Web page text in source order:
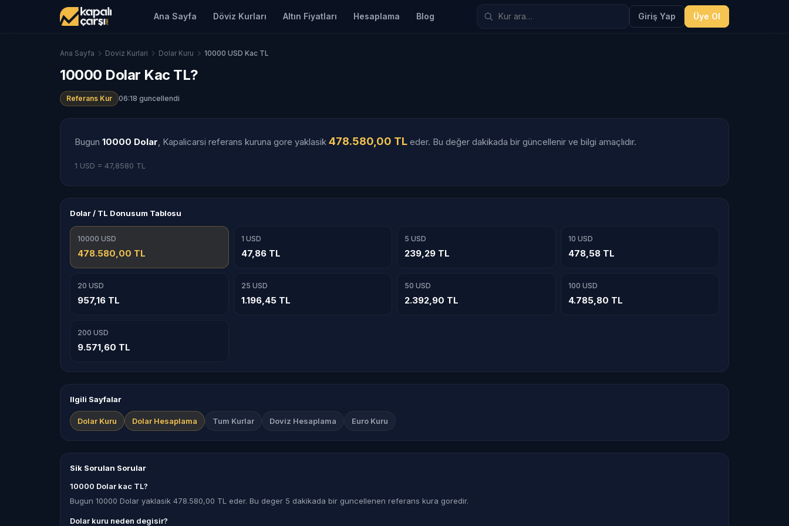
Ana Sayfa Döviz Kurları Altın Fiyatları Hesaplama Blog Giriş Yap Üye Ol
Ana Sayfa Doviz Kurlari Dolar Kuru 10000 USD Kac TL
10000 Dolar Kac TL?
Referans Kur 06:18 guncellendi
Bugun 10000 Dolar, Kapalicarsi referans kuruna gore yaklasik 478.580,00 TL eder. Bu değer dakikada bir güncellenir ve bilgi amaçlıdır.
1 USD = 47,8580 TL
Dolar / TL Donusum Tablosu
10000 USD
478.580,00 TL
1 USD
47,86 TL
5 USD
239,29 TL
10 USD
478,58 TL
20 USD
957,16 TL
25 USD
1.196,45 TL
50 USD
2.392,90 TL
100 USD
4.785,80 TL
200 USD
9.571,60 TL
Ilgili Sayfalar
Dolar Kuru Dolar Hesaplama Tum Kurlar Doviz Hesaplama Euro Kuru
Sik Sorulan Sorular
10000 Dolar kac TL?
Bugun 10000 Dolar yaklasik 478.580,00 TL eder. Bu deger 5 dakikada bir guncellenen referans kura goredir.
Dolar kuru neden degisir?